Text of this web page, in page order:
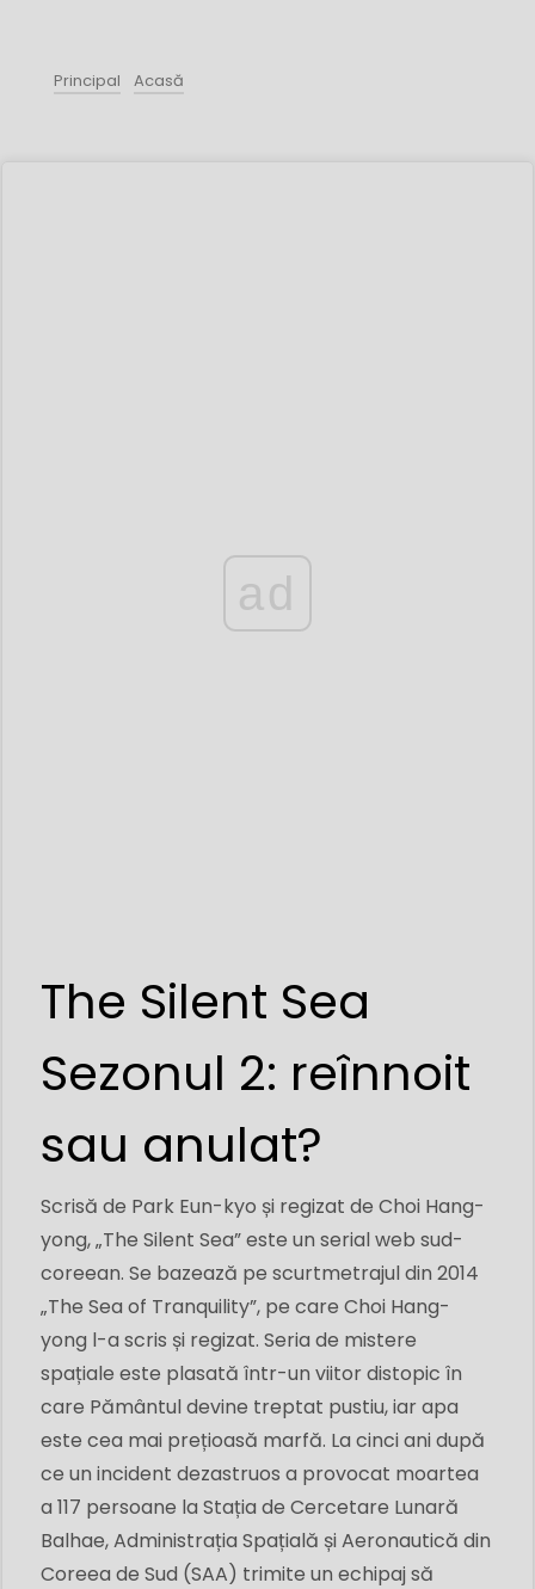
Principal Acasă
ad
The Silent Sea
Sezonul 2: reînnoit
sau anulat?
Scrisă de Park Eun-kyo și regizat de Choi Hang-
yong, „The Silent Sea” este un serial web sud-
coreean. Se bazează pe scurtmetrajul din 2014
„The Sea of ​​Tranquility”, pe care Choi Hang-
yong l-a scris și regizat. Seria de mistere
spațiale este plasată într-un viitor distopic în
care Pământul devine treptat pustiu, iar apa
este cea mai prețioasă marfă. La cinci ani după
ce un incident dezastruos a provocat moartea
a 117 persoane la Stația de Cercetare Lunară
Balhae, Administrația Spațială și Aeronautică din
Coreea de Sud (SAA) trimite un echipaj să